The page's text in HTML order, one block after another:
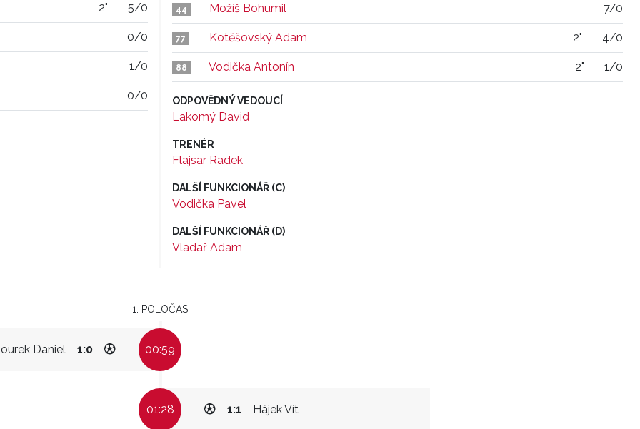
2" 5/0
0/0
1/0
0/0
44 Možíš Bohumil 7/0
77 Kotěšovský Adam 2" 4/0
88 Vodička Antonín 2" 1/0
ODPOVĚDNÝ VEDOUCÍ
Lakomý David
TRENÉR
Flajsar Radek
DALŠÍ FUNKCIONÁŘ (C)
Vodička Pavel
DALŠÍ FUNKCIONÁŘ (D)
Vladař Adam
1. POLOČAS
Daniel 1:0 00:59
01:28 Hájek Vít
1:1